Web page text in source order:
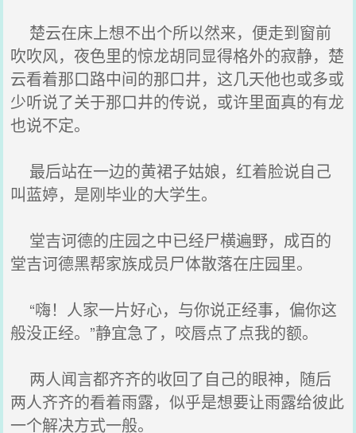
楚云在床上想不出个所以然来，便走到窗前
吹吹风，夜色里的惊龙胡同显得格外的寂静，楚
云看着那口路中间的那口井，这几天他也或多或
少听说了关于那口井的传说，或许里面真的有龙
也说不定。
最后站在一边的黄裙子姑娘，红着脸说自己
叫蓝婷，是刚毕业的大学生。
堂吉诃德的庄园之中已经尸横遍野，成百的
堂吉诃德黑帮家族成员尸体散落在庄园里。
“嗨！人家一片好心，与你说正经事，偏你这
般没正经。”静宜急了，咬唇点了点我的额。
两人闻言都齐齐的收回了自己的眼神，随后
两人齐齐的看着雨露，似乎是想要让雨露给彼此
一个解决方式一般。